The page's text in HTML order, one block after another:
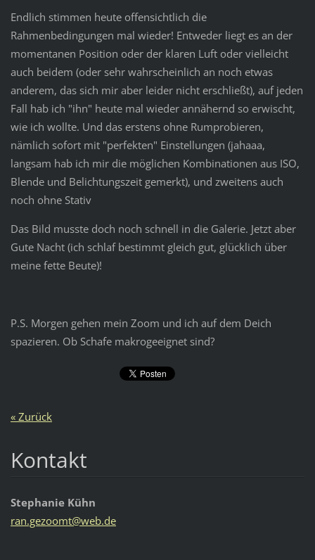
Endlich stimmen heute offensichtlich die
Rahmenbedingungen mal wieder! Entweder liegt es an der
momentanen Position oder der klaren Luft oder vielleicht
auch beidem (oder sehr wahrscheinlich an noch etwas
anderem, das sich mir aber leider nicht erschließt), auf jeden
Fall hab ich "ihn" heute mal wieder annähernd so erwischt,
wie ich wollte. Und das erstens ohne Rumprobieren,
nämlich sofort mit "perfekten" Einstellungen (jahaaa,
langsam hab ich mir die möglichen Kombinationen aus ISO,
Blende und Belichtungszeit gemerkt), und zweitens auch
noch ohne Stativ
Das Bild musste doch noch schnell in die Galerie. Jetzt aber
Gute Nacht (ich schlaf bestimmt gleich gut, glücklich über
meine fette Beute)!
P.S. Morgen gehen mein Zoom und ich auf dem Deich
spazieren. Ob Schafe makrogeeignet sind?
« Zurück
Kontakt
Stephanie Kühn
ran.gezoomt@web.de